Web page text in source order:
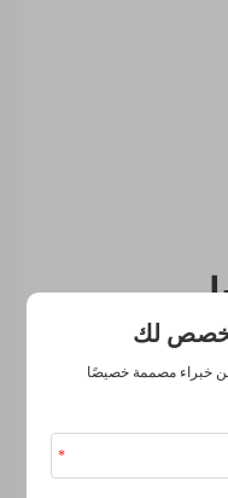
فرصة للحدائق
لك
خبراء مصممة خصيصًا